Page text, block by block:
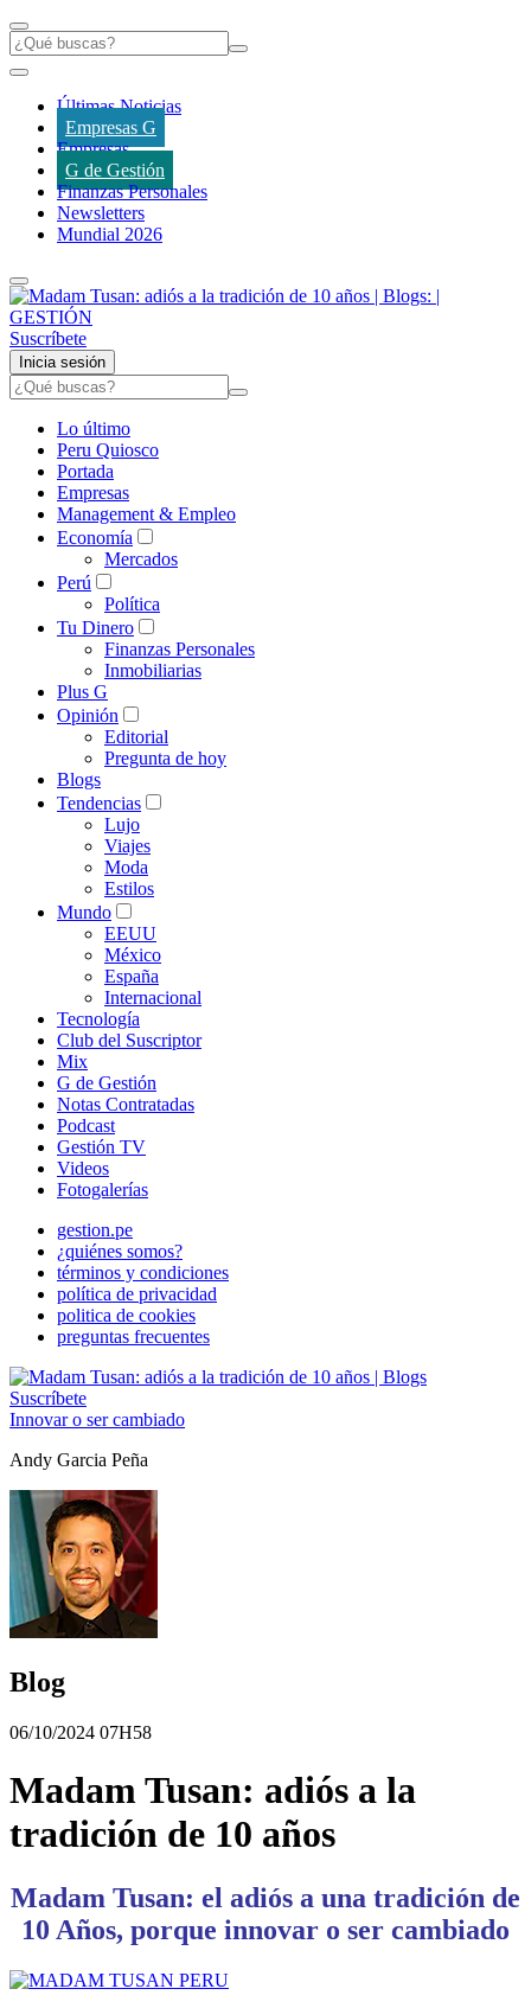
Últimas Noticias
Empresas G
Empresas
G de Gestión
Finanzas Personales
Newsletters
Mundial 2026
Suscríbete
Inicia sesión
Lo último
Peru Quiosco
Portada
Empresas
Management & Empleo
Economía
Mercados
Perú
Política
Tu Dinero
Finanzas Personales
Inmobiliarias
Plus G
Opinión
Editorial
Pregunta de hoy
Blogs
Tendencias
Lujo
Viajes
Moda
Estilos
Mundo
EEUU
México
España
Internacional
Tecnología
Club del Suscriptor
Mix
G de Gestión
Notas Contratadas
Podcast
Gestión TV
Videos
Fotogalerías
gestion.pe
¿quiénes somos?
términos y condiciones
política de privacidad
politica de cookies
preguntas frecuentes
Suscríbete
Innovar o ser cambiado
Andy Garcia Peña
Blog
06/10/2024 07H58
Madam Tusan: adiós a la
tradición de 10 años
Madam Tusan: el adiós a una tradición de
10 Años, porque innovar o ser cambiado